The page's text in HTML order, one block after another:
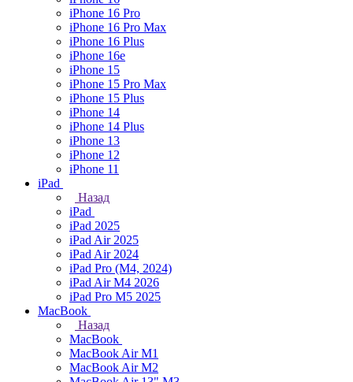
iPhone 16 Pro
iPhone 16 Pro Max
iPhone 16 Plus
iPhone 16e
iPhone 15
iPhone 15 Pro Max
iPhone 15 Plus
iPhone 14
iPhone 14 Plus
iPhone 13
iPhone 12
iPhone 11
iPad
Назад
iPad
iPad 2025
iPad Air 2025
iPad Air 2024
iPad Pro (M4, 2024)
iPad Air M4 2026
iPad Pro M5 2025
MacBook
Назад
MacBook
MacBook Air M1
MacBook Air M2